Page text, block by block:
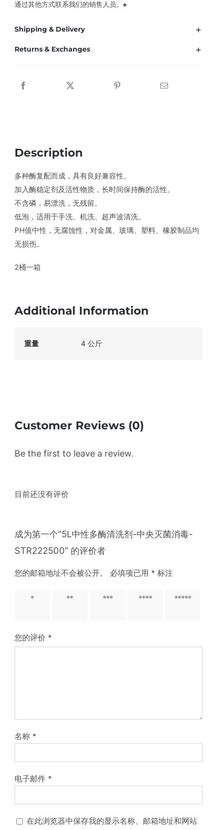
通过其他方式联系我们的销售人员。♠
Shipping & Delivery
Returns & Exchanges
Description
多种酶复配而成，具有良好兼容性。
加入酶稳定剂及活性物质，长时间保持酶的活性。
不含磷，易漂洗，无残留。
低泡，适用于手洗、机洗、超声波清洗。
PH值中性，无腐蚀性，对金属、玻璃、塑料、橡胶制品均
无损伤。
2桶一箱
Additional Information
重量 4 公斤
Customer Reviews (0)
Be the first to leave a review.
目前还没有评价
成为第一个“5L中性多酶清洗剂-中央灭菌消毒-
STR222500” 的评价者
您的邮箱地址不会被公开。 必填项已用 * 标注
1 星
2 星
3 星
4 星
5 星
您的评价 *
名称 *
电子邮件 *
在此浏览器中保存我的显示名称、邮箱地址和网站